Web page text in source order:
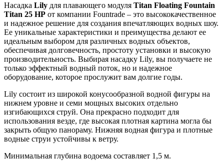
Насадка Lily для плавающего модуля Titan Floating Fountain
Titan 25 HP от компании Fountrade – это высококачественное
и надежное решение для создания впечатляющих водных шоу.
Ее уникальные характеристики и преимущества делают ее
идеальным выбором для различных водных объектов,
обеспечивая долговечность, простоту установки и высокую
производительность. Выбирая насадку Lily, вы получаете не
только эффектный водный поток, но и надежное
оборудование, которое прослужит вам долгие годы.
Lily состоит из широкой конусообразной водной фигуры на
нижнем уровне и семи мощных высоких отдельно
изгибающихся струй. Она прекрасно подходит для
использования везде, где высокая плотная картина могла бы
закрыть общую панораму. Нижняя водная фигура и плотные
водные струи устойчивы к ветру.
Минимальная глубина водоема составляет 1,5 м.